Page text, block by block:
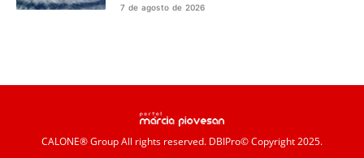
7 de agosto de 2026
CALONE® GroupAll rights reserved. DBIPro© Copyright 2025.